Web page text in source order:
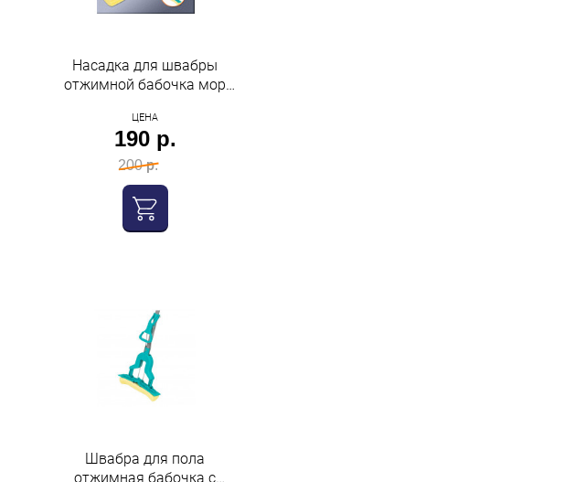
Насадка для швабры
отжимной бабочка мор
ЦЕНА
190 р.
200 р.
Швабра для пола
отжимная бабочка с